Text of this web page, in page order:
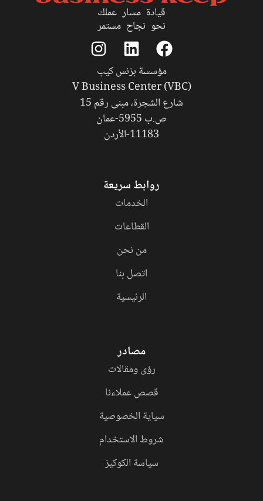
قيادة مسار عملك
نحو نجاح مستمر
مؤسسة بزنس كيب
V Business Center (VBC)
شارع الشجرة، مبنى رقم 15
ص.ب 5955-عمان
11183-الأردن
روابط سريعة
الخدمات
القطاعات
من نحن
اتصل بنا
الرئيسية
مصادر
رؤى ومقالات
قصص عملاءنا
سياية الخصوصية
شروط الاستخدام
سياسة الكوكيز